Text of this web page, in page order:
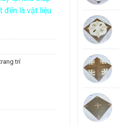
đến là vật liệu
trí